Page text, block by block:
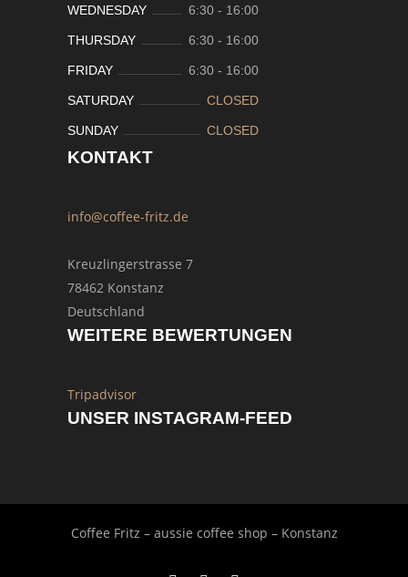
WEDNESDAY 6:30 - 16:00
THURSDAY 6:30 - 16:00
FRIDAY 6:30 - 16:00
SATURDAY CLOSED
SUNDAY CLOSED
KONTAKT
info@coffee-fritz.de
Kreuzlingerstrasse 7
78462 Konstanz
Deutschland
WEITERE BEWERTUNGEN
Tripadvisor
UNSER INSTAGRAM-FEED
Coffee Fritz – aussie coffee shop – Konstanz